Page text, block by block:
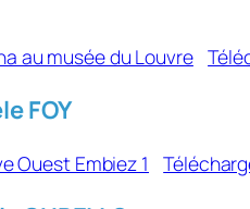
au musée du Louvre
FOY
Ouest Embiez 1